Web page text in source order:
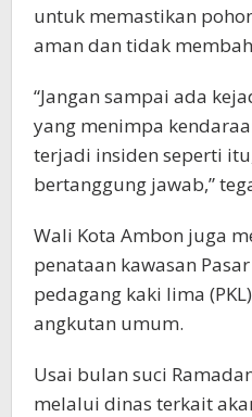
untuk memastikan
aman dan tidak
“Jangan sampai ada
yang menimpa
terjadi insiden seperti
bertanggung jawab,”
Wali Kota Ambon juga
penataan kawasan
pedagang kaki lima
angkutan umum.
Usai bulan suci
melalui dinas terkait